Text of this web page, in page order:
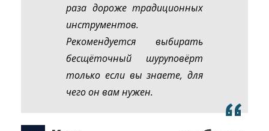
раза дороже традиционных
инструментов.
Рекомендуется выбирать
бесщёточный шуруповёрт
только если вы знаете, для
чего он вам нужен.